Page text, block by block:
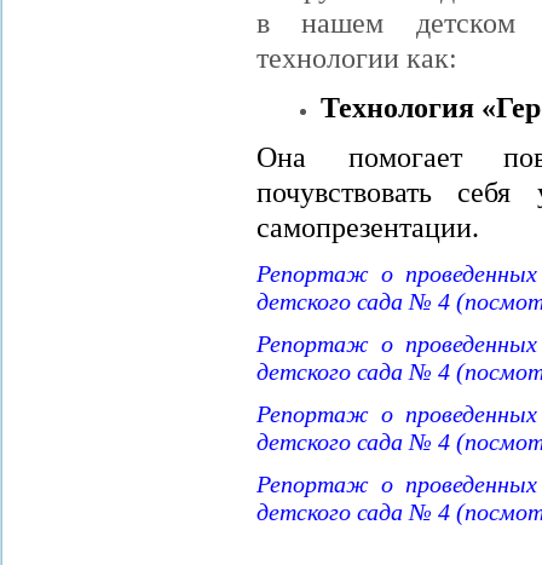
в нашем детском
технологии как:
Технология
Она помогает
почувствовать
самопрезентации.
Репортаж о
детского сада № 4
Репортаж о
детского сада № 4
Репортаж о
детского сада № 4
Репортаж о
детского сада № 4